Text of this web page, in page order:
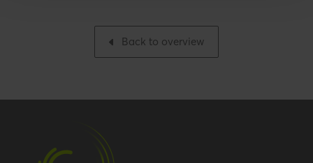
Packaging / Trade
538 mm / 21.2 inch
Back to overview